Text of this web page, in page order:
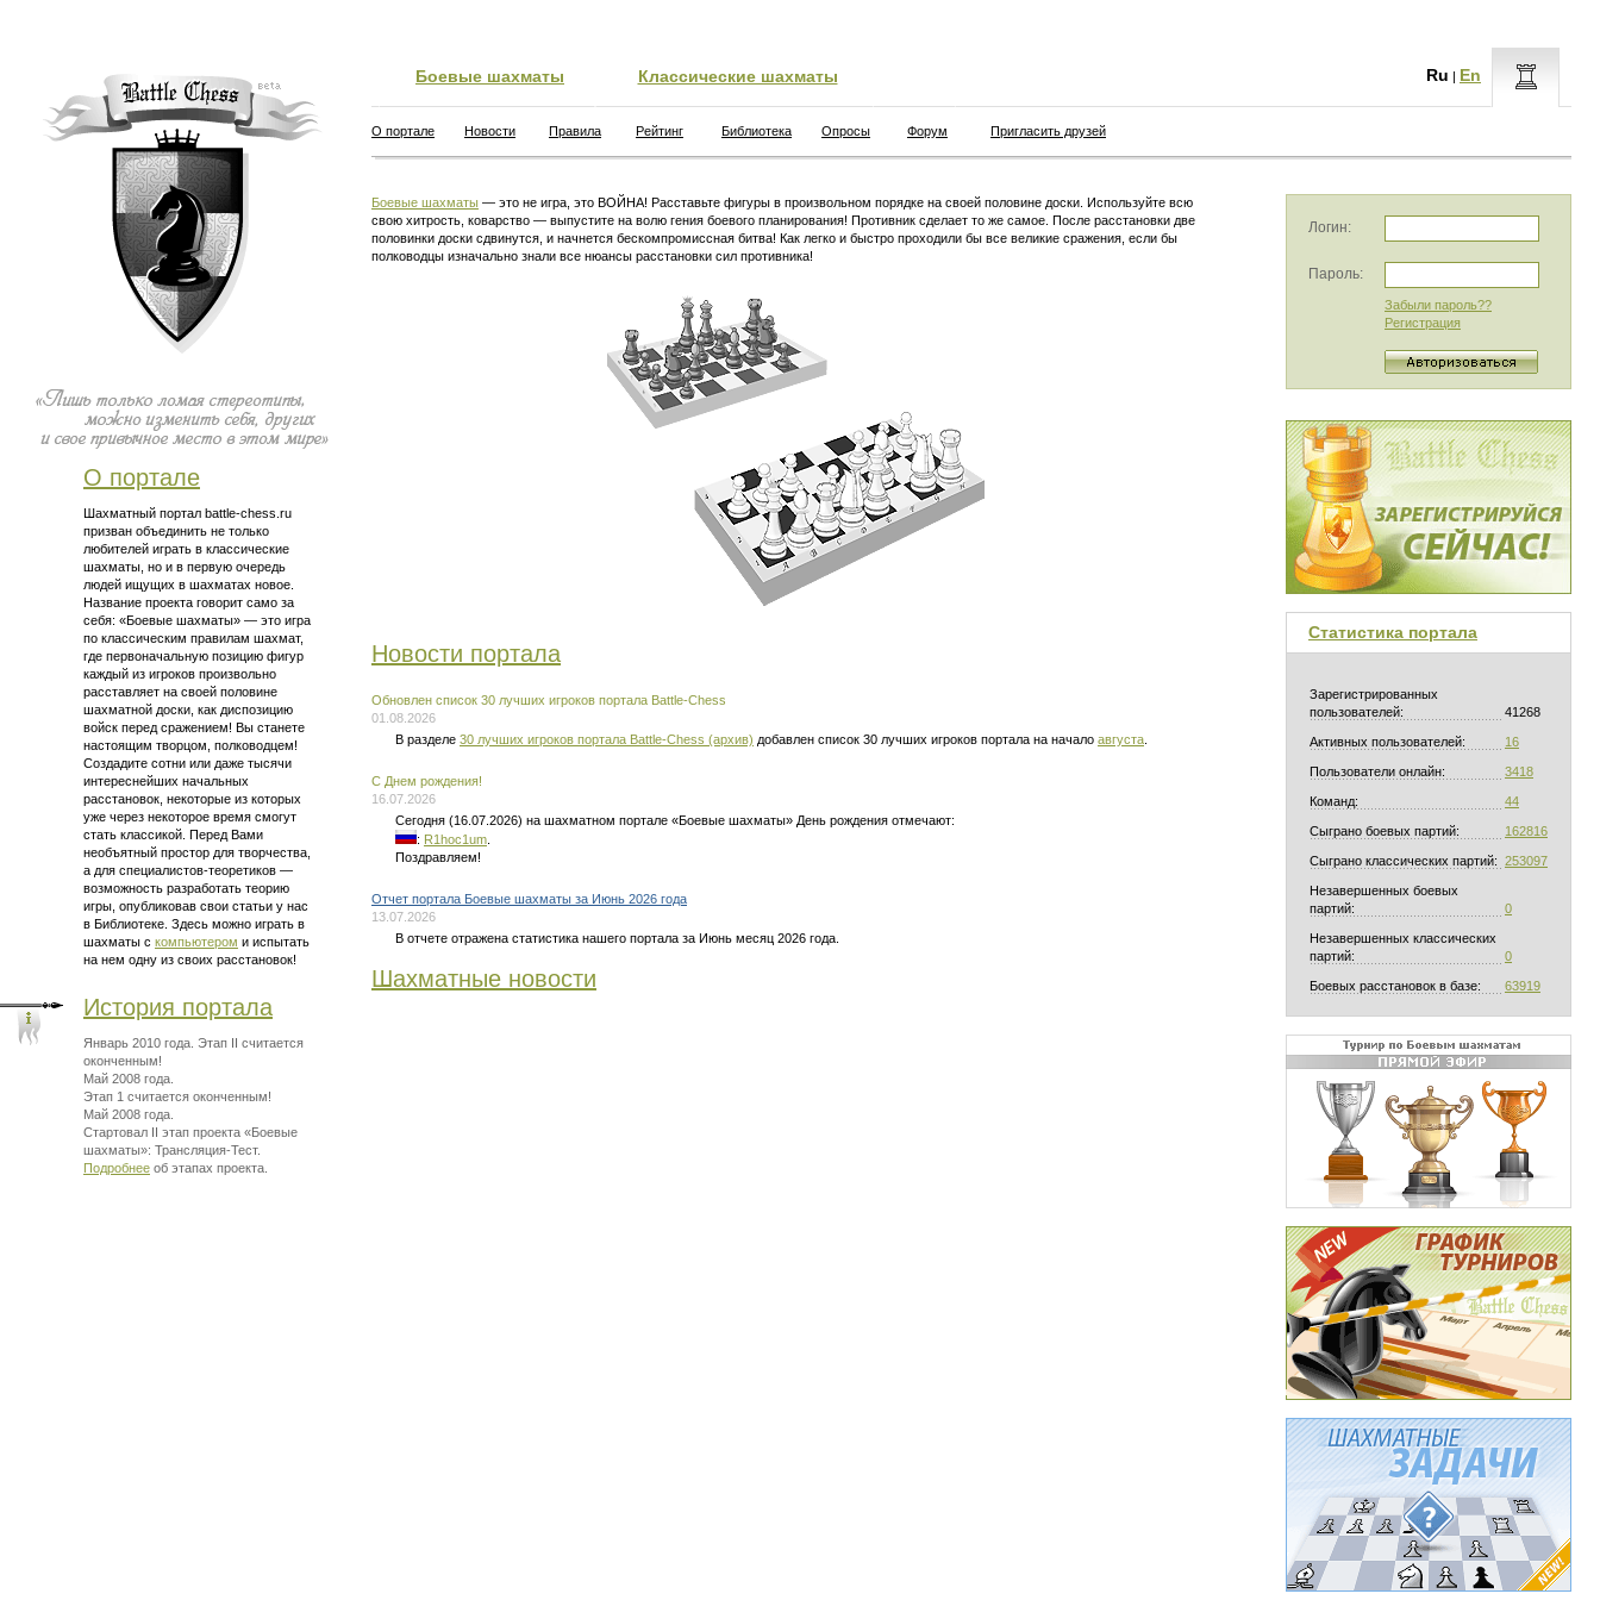
О портале
Шахматный портал battle-chess.ru
призван объединить не только
любителей играть в классические
шахматы, но и в первую очередь
людей ищущих в шахматах новое.
Название проекта говорит само за
себя: «Боевые шахматы» — это игра
по классическим правилам шахмат,
где первоначальную позицию фигур
каждый из игроков произвольно
расставляет на своей половине
шахматной доски, как диспозицию
войск перед сражением! Вы станете
настоящим творцом, полководцем!
Создадите сотни или даже тысячи
интереснейших начальных
расстановок, некоторые из которых
уже через некоторое время смогут
стать классикой. Перед Вами
необъятный простор для творчества,
а для специалистов-теоретиков —
возможность разработать теорию
игры, опубликовав свои статьи у нас
в Библиотеке. Здесь можно играть в
шахматы с компьютером и испытать
на нем одну из своих расстановок!
История портала
Январь 2010 года. Этап II считается
оконченным!
Май 2008 года.
Этап 1 считается оконченным!
Май 2008 года.
Стартовал II этап проекта «Боевые
шахматы»: Трансляция-Тест.
Подробнее об этапах проекта.
Боевые шахматы Классические шахматы Ru | En
О портале Новости Правила Рейтинг Библиотека Опросы Форум Пригласить друзей
Боевые шахматы — это не игра, это ВОЙНА! Расставьте фигуры в произвольном порядке на своей половине доски. Используйте всю
свою хитрость, коварство — выпустите на волю гения боевого планирования! Противник сделает то же самое. После расстановки две
половинки доски сдвинутся, и начнется бескомпромиссная битва! Как легко и быстро проходили бы все великие сражения, если бы
полководцы изначально знали все нюансы расстановки сил противника!
Новости портала
Обновлен список 30 лучших игроков портала Battle-Chess
01.08.2026
В разделе 30 лучших игроков портала Battle-Chess (архив) добавлен список 30 лучших игроков портала на начало августа
C Днем рождения!
16.07.2026
Сегодня (16.07.2026) на шахматном портале «Боевые шахматы» День рождения отмечают:
: R1hoc1um
Поздравляем!
Отчет портала Боевые шахматы за Июнь 2026 года
13.07.2026
В отчете отражена статистика нашего портала за Июнь месяц 2026 года.
Шахматные новости
Логин:
Пароль:
Забыли пароль??
Регистрация
Статистика портала
Зарегистрированных
пользователей:
41268
Активных пользователей: 16
Пользователи онлайн: 3418
Команд: 44
Сыграно боевых партий: 162816
Сыграно классических партий: 253097
Незавершенных боевых
партий:
0
Незавершенных классических
партий:
0
Боевых расстановок в базе: 63919